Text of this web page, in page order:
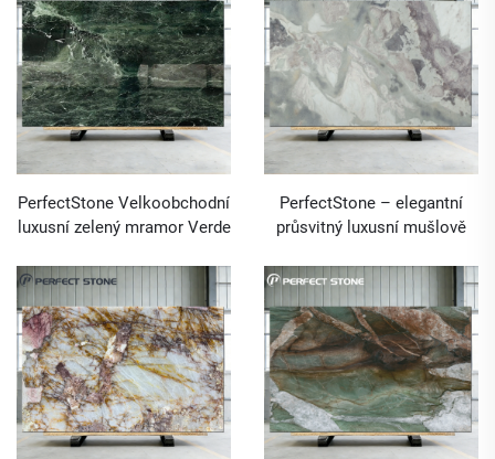
PerfectStone Velkoobchodní
luxusní zelený mramor Verde
kvalitních vil a hotelů
PerfectStone – elegantní
průsvitný luxusní mušlově
vysoce kvalitních vil a hotelů